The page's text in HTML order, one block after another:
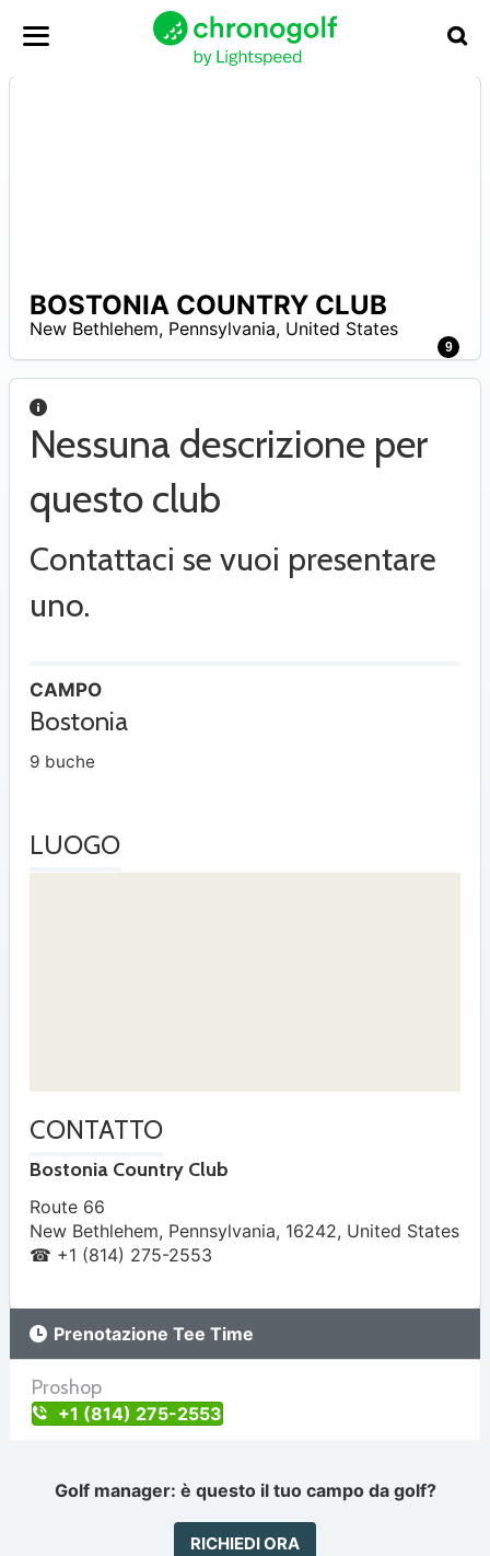
9
BOSTONIA COUNTRY CLUB
New Bethlehem, Pennsylvania, United States
Nessuna descrizione per
questo club
Contattaci se vuoi presentare
uno.
CAMPO
Bostonia
9 buche
LUOGO
CONTATTO
Bostonia Country Club
Route 66
New Bethlehem, Pennsylvania, 16242, United States
☎ +1 (814) 275-2553
Prenotazione Tee Time
Proshop
+1 (814) 275-2553
Golf manager: è questo il tuo campo da golf?
RICHIEDI ORA